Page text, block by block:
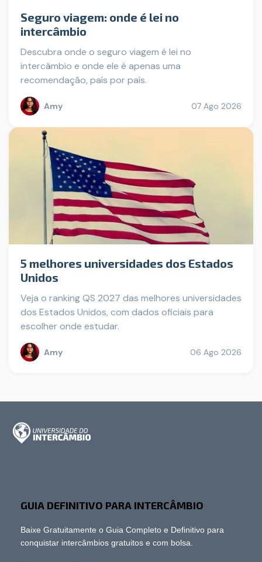
Seguro viagem: onde é lei no
intercâmbio
Descubra onde o seguro viagem é lei no
intercâmbio e onde ele é apenas uma
recomendação, país por país.
Amy 07 Ago 2026
5 melhores universidades dos Estados
Unidos
Veja o ranking QS 2027 das melhores universidades
dos Estados Unidos, com dados oficiais para
escolher onde estudar.
Amy 06 Ago 2026
GUIA DEFINITIVO PARA INTERCÂMBIO
Baixe Gratuitamente o Guia Completo e Definitivo para
conquistar intercâmbios gratuitos e com bolsa.